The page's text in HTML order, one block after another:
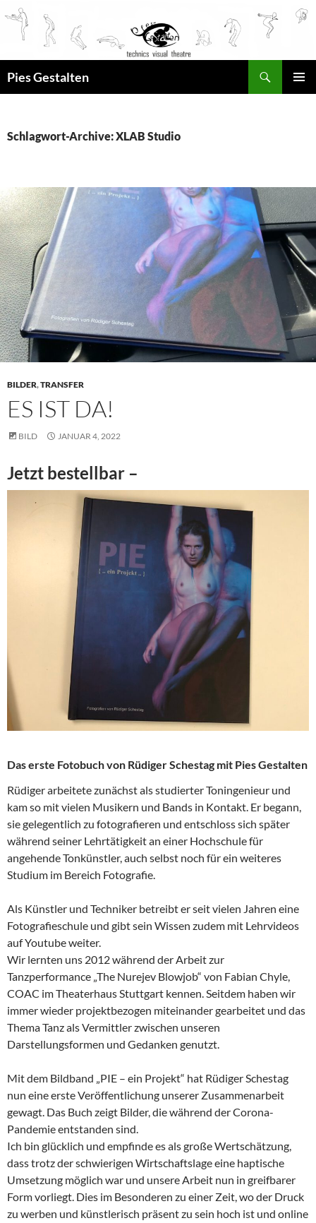
Pies Gestalten
Schlagwort-Archive: XLAB Studio
BILDER,TRANSFER
ES IST DA!
BILD JANUAR 4, 2022
Jetzt bestellbar –
Das erste Fotobuch von Rüdiger Schestag mit Pies Gestalten
Rüdiger arbeitete zunächst als studierter Toningenieur und
kam so mit vielen Musikern und Bands in Kontakt. Er begann,
sie gelegentlich zu fotografieren und entschloss sich später
während seiner Lehrtätigkeit an einer Hochschule für
angehende Tonkünstler, auch selbst noch für ein weiteres
Studium im Bereich Fotografie.
Als Künstler und Techniker betreibt er seit vielen Jahren eine
Fotografieschule und gibt sein Wissen zudem mit Lehrvideos
auf Youtube weiter.
Wir lernten uns 2012 während der Arbeit zur
Tanzperformance „The Nurejev Blowjob“ von Fabian Chyle,
COAC im Theaterhaus Stuttgart kennen. Seitdem haben wir
immer wieder projektbezogen miteinander gearbeitet und das
Thema Tanz als Vermittler zwischen unseren
Darstellungsformen und Gedanken genutzt.
Mit dem Bildband „PIE – ein Projekt“ hat Rüdiger Schestag
nun eine erste Veröffentlichung unserer Zusammenarbeit
gewagt. Das Buch zeigt Bilder, die während der Corona-
Pandemie entstanden sind.
Ich bin glücklich und empfinde es als große Wertschätzung,
dass trotz der schwierigen Wirtschaftslage eine haptische
Umsetzung möglich war und unsere Arbeit nun in greifbarer
Form vorliegt. Dies im Besonderen zu einer Zeit, wo der Druck
zu werben und künstlerisch präsent zu sein hoch ist und online